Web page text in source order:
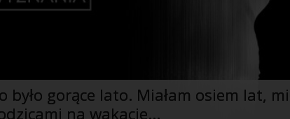
było gorące lato. Miałam osiem lat,
na wakacje...